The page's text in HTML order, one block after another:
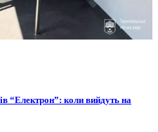
“Електрон”: коли вийдуть на